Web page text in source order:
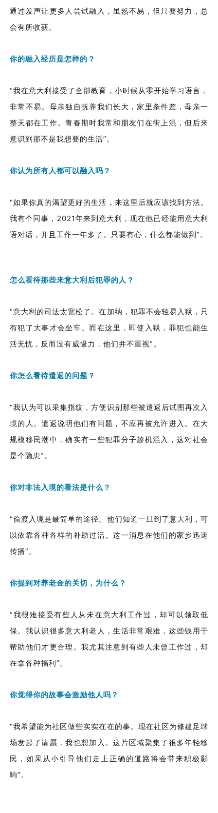
通过发声让更多人尝试融入，虽然不易，但只要努力，总
会有所收获。
你的融入经历是怎样的？
“我在意大利接受了全部教育，小时候从零开始学习语言，
非常不易。母亲独自抚养我们长大，家里条件差，母亲一
整天都在工作。青春期时我常和朋友们在街上混，但后来
意识到那不是我想要的生活”。
你认为所有人都可以融入吗？
“如果你真的渴望更好的生活，来这里后就应该找到方法。
我有个同事，2021年来到意大利，现在他已经能用意大利
语对话，并且工作一年多了。只要有心，什么都能做到”。
怎么看待那些来意大利后犯罪的人？
“意大利的司法太宽松了。在加纳，犯罪不会轻易入狱，只
有犯了大事才会坐牢。而在这里，即使入狱，罪犯也能生
活无忧，反而没有威慑力，他们并不重视”。
你怎么看待遣返的问题？
“我认为可以采集指纹，方便识别那些被遣返后试图再次入
境的人。遣返说明他们有问题，不应再被允许进入。在大
规模移民潮中，确实有一些犯罪分子趁机混入，这对社会
是个隐患”。
你对非法入境的看法是什么？
“偷渡入境是最简单的途径。他们知道一旦到了意大利，可
以依靠各种各样的补助过活。这一消息在他们的家乡迅速
传播”。
你提到对养老金的关切，为什么？
“我很难接受有些人从未在意大利工作过，却可以领取低
保。我认识很多意大利老人，生活非常艰难，这些钱用于
帮助他们才更合理。我尤其注意到有些人未曾工作过，却
在拿各种福利”。
你觉得你的故事会激励他人吗？
“我希望能为社区做些实实在在的事。现在社区为修建足球
场发起了请愿，我也想加入。这片区域聚集了很多年轻移
民，如果从小引导他们走上正确的道路将会带来积极影
响”。